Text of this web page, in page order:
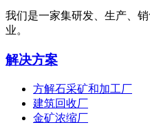
我们是一家集研发、生产、
业。
解决方案
方解石采矿和加工厂
建筑回收厂
金矿浓缩厂